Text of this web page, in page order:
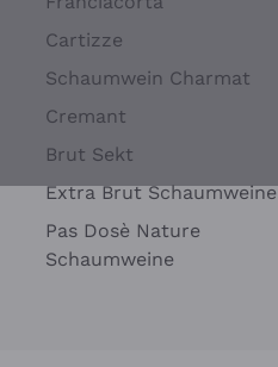
Cartizze
Schaumwein Charmat
Cremant
Brut Sekt
Extra Brut Schaumweine
Pas Dosè Nature
Schaumweine